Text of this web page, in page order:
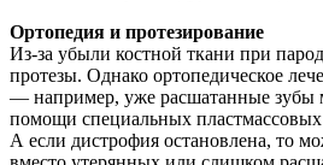
Ортопедия и протезирование
Из-за убыли костной ткани при
протезы. Однако ортопедическое
— например, уже расшатанные зубы
помощи специальных
А если дистрофия остановлена, то